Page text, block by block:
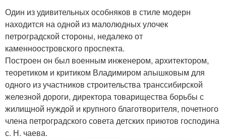
Один из удивительных особняков в стиле модерн
находится на одной из малолюдных улочек
петроградской стороны, недалеко от
каменноостровского проспекта.
Построен он был военным инженером, архитектором,
теоретиком и критиком Владимиром апышковым для
одного из участников строительства транссибирской
железной дороги, директора товарищества борьбы с
жилищной нуждой и крупного благотворителя, почетного
члена петроградского совета детских приютов господина
с. Н. чаева.